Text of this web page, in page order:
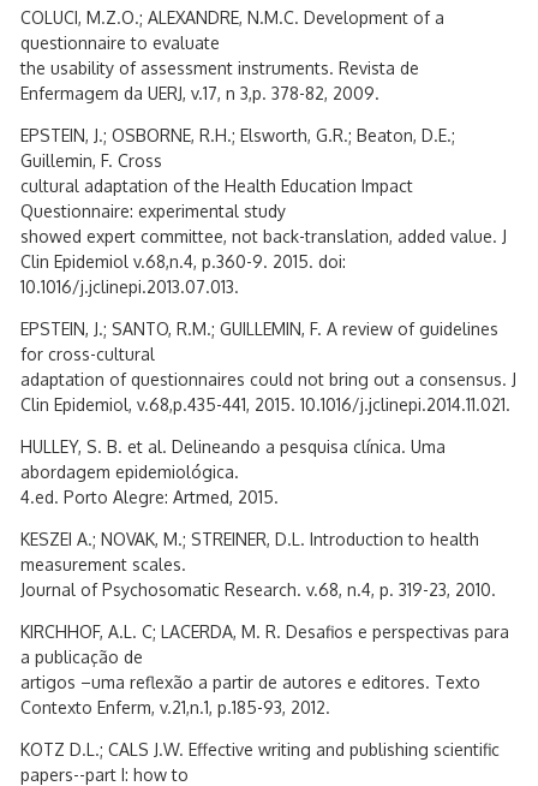
COLUCI, M.Z.O.; ALEXANDRE, N.M.C. Development of a
questionnaire to evaluate
the usability of assessment instruments. Revista de
Enfermagem da UERJ, v.17, n 3,p. 378-82, 2009.
EPSTEIN, J.; OSBORNE, R.H.; Elsworth, G.R.; Beaton, D.E.;
Guillemin, F. Cross
cultural adaptation of the Health Education Impact
Questionnaire: experimental study
showed expert committee, not back-translation, added value. J
Clin Epidemiol v.68,n.4, p.360-9. 2015. doi:
10.1016/j.jclinepi.2013.07.013.
EPSTEIN, J.; SANTO, R.M.; GUILLEMIN, F. A review of guidelines
for cross-cultural
adaptation of questionnaires could not bring out a consensus. J
Clin Epidemiol, v.68,p.435-441, 2015. 10.1016/j.jclinepi.2014.11.021.
HULLEY, S. B. et al. Delineando a pesquisa clínica. Uma
abordagem epidemiológica.
4.ed. Porto Alegre: Artmed, 2015.
KESZEI A.; NOVAK, M.; STREINER, D.L. Introduction to health
measurement scales.
Journal of Psychosomatic Research. v.68, n.4, p. 319-23, 2010.
KIRCHHOF, A.L. C; LACERDA, M. R. Desafios e perspectivas para
a publicação de
artigos –uma reflexão a partir de autores e editores. Texto
Contexto Enferm, v.21,n.1, p.185-93, 2012.
KOTZ D.L.; CALS J.W. Effective writing and publishing scientific
papers--part I: how to